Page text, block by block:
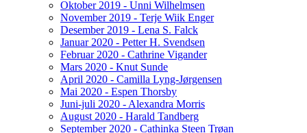
Oktober 2019 - Unni Wilhelmsen
November 2019 - Terje Wiik Enger
Desember 2019 - Lena S. Falck
Januar 2020 - Petter H. Svendsen
Februar 2020 - Cathrine Vigander
Mars 2020 - Knut Sunde
April 2020 - Camilla Lyng-Jørgensen
Mai 2020 - Espen Thorsby
Juni-juli 2020 - Alexandra Morris
August 2020 - Harald Tandberg
September 2020 - Cathinka Steen Trøan